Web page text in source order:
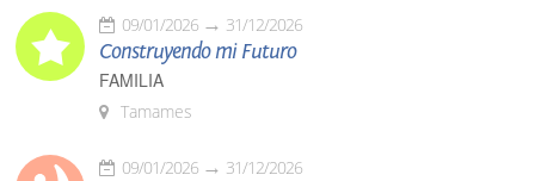
09/01/2026 31/12/2026
Construyendo mi Futuro
FAMILIA
Tamames
09/01/2026 31/12/2026